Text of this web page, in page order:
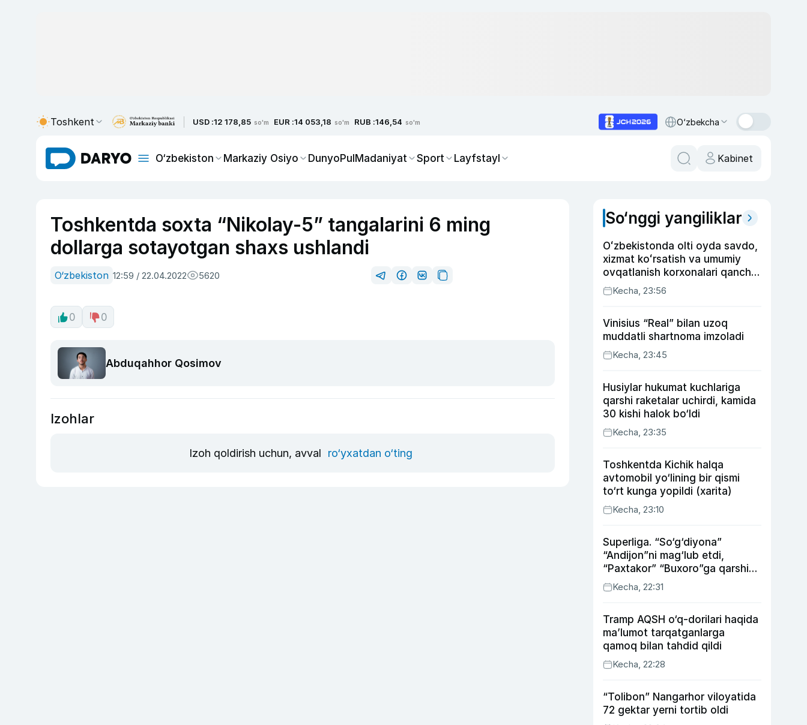
Toshkent USD :12 178,85 so'm EUR :14 053,18 so'm RUB :146,54 so'm O‘zbekcha
O‘zbekiston Markaziy Osiyo DunyoPulMadaniyat Sport Layfstayl Kabinet
Toshkentda soxta “Nikolay-5” tangalarini 6 ming
dollarga sotayotgan shaxs ushlandi
O‘zbekiston 12:59 / 22.04.2022 5620
0 0
Abduqahhor Qosimov
Izohlar
Izoh qoldirish uchun, avval ro‘yxatdan o‘ting
So‘nggi yangiliklar
Oʻzbekistonda olti oyda savdo,
xizmat koʻrsatish va umumiy
ovqatlanish korxonalari qancha
soliq toʻlagani ochiqlandi
Kecha, 23:56
Vinisius “Real” bilan uzoq
muddatli shartnoma imzoladi
Kecha, 23:45
Husiylar hukumat kuchlariga
qarshi raketalar uchirdi, kamida
30 kishi halok bo‘ldi
Kecha, 23:35
Toshkentda Kichik halqa
avtomobil yo‘lining bir qismi
to‘rt kunga yopildi (xarita)
Kecha, 23:10
Superliga. “So‘g‘diyona”
“Andijon”ni mag‘lub etdi,
“Paxtakor” “Buxoro”ga qarshi
bahsda g‘alabani qo‘ldan
chiqardi
Kecha, 22:31
Tramp AQSH o‘q-dorilari haqida
ma’lumot tarqatganlarga
qamoq bilan tahdid qildi
Kecha, 22:28
“Tolibon” Nangarhor viloyatida
72 gektar yerni tortib oldi